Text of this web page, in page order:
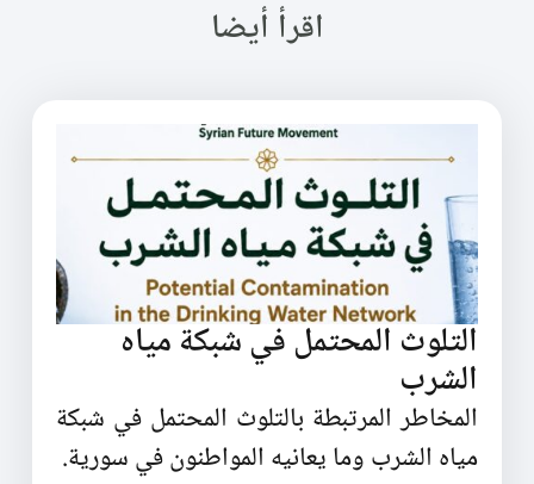
اقرأ أيضا
التلوث المحتمل في شبكة مياه
الشرب
المخاطر المرتبطة بالتلوث المحتمل في شبكة
مياه الشرب وما يعانيه المواطنون في سورية.